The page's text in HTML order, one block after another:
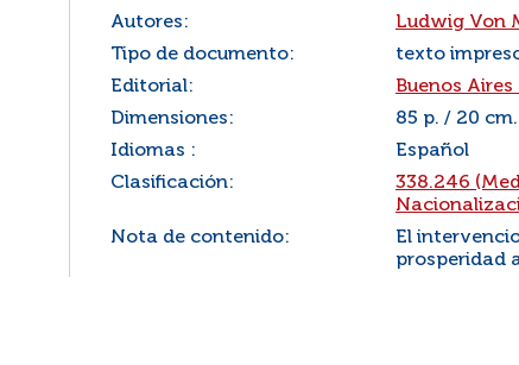
Autores:
Ludwig Von
Tipo de documento:
texto
Editorial:
Buenos
Dimensiones:
85 p. / 20 cm.
Idiomas :
Español
Clasificación:
338.246
Nota de contenido:
El
prosperidad